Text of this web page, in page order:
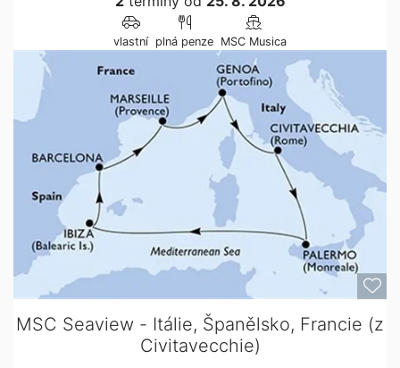
vlastní plná penze MSC Musica
MSC Seaview - Itálie, Španělsko, Francie (z
Civitavecchie)